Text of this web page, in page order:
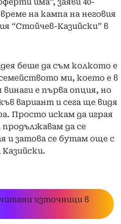
на кампа на неговия
“Стойчев-Казийски” в
беше да съм колкото е
ми, което е в
е първа опция, но
вариант и сега ще видя
Просто искам да играя
да се
и затова се бутам още с
източници в